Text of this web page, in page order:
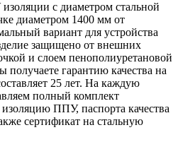
с диаметром стальной
диаметром 1400 мм от
вариант для устройства
защищено от внешних
и слоем пенополиуретановой
гарантию качества на
25 лет. На каждую
полный комплект
ППУ, паспорта качества
сертификат на стальную